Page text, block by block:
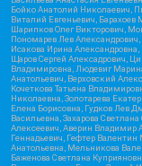
Бойко Анатолий Николаевич,
Виталий Евгеньевич,
Шарипков Олег Викторович,
Пономарев Лев
Исакова Ирина
Щаров Сергей Алексадрович,
Владимировна, Людевиг
Анатольевич, Верховский
Кочеткова Татьяна
Николаевна, Золотарева
Елена Борисовна, Гудков Лев
Васильевна, Захарова
Алексеевич, Аверин Владимир
Геннадьевич, Гефтер
Анатольевна, Мельникова
Баженова Светлана